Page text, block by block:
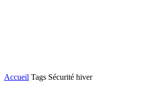
Accueil Tags Sécurité hiver